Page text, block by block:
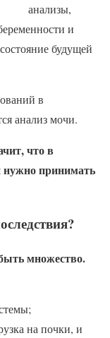
анализы,
и
будущей
в
анализ мочи.
что в
нужно принимать
множество.
на почки, и